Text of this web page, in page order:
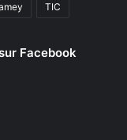
TIC
Facebook